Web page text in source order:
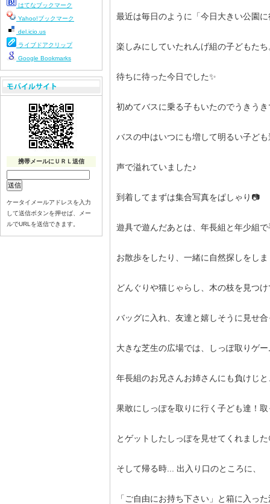
最近は毎日のように「今日大きい公園
楽しみにしていたれんげ組の子どもたち
待ちに待った今日でした✨
初めてバスに乗る子もいたのでうきう
バスの中はいつにも増して明るい子ども
声で溢れていました♪
到着してまずは集合写真をぱしゃり📷
遊具で遊んだあとは、年長組と年少組
お散歩をしたり、一緒に自然探しをし
どんぐりや猫じゃらし、木の枝を見つ
バッグに入れ、友達と嬉しそうに見せ
大きな芝生の広場では、しっぽ取りゲ
年長組のお兄さんお姉さんにも負けじと
果敢にしっぽを取りに行く子ども達！
とゲットしたしっぽを見せてくれまし
そして帰る時... 出入り口のところに、
「ご自由にお持ち下さい」と箱に入っ
はてなブックマーク
Yahoo!ブックマーク
del.icio.us
ライブドアクリップ
Google Bookmarks
携帯メールにＵＲＬ送信
ケータイメールアドレスを入力
して送信ボタンを押せば、メー
ルでURLを送信できます。